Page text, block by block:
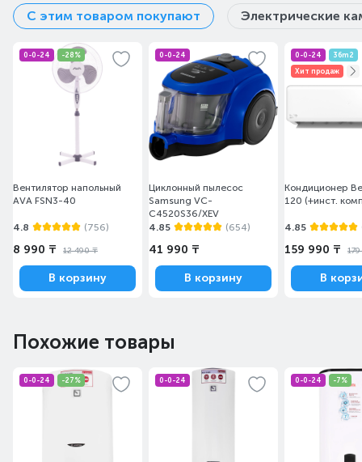
С этим товаром покупают Электрические
0-0-24 -28%
Вентилятор напольный
AVA FSN3-40
4.8 (756)
8 990 ₸ 12 490 ₸
В корзину
0-0-24
Циклонный пылесос
Samsung VC-
C4520S36/XEV
4.85
(654)
41 990 ₸
В корзину
0-0-24
36m2
Хит продаж
Кондиционер
120 (+инст.
4.85
159 990 ₸
В
Похожие товары
0-0-24 -27% 0-0-24 0-0-24 -7%